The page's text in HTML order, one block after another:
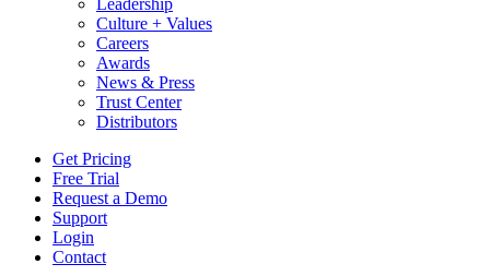
Culture + Values
Careers
Awards
News & Press
Trust Center
Distributors
Get Pricing
Free Trial
Request a Demo
Support
Login
Contact